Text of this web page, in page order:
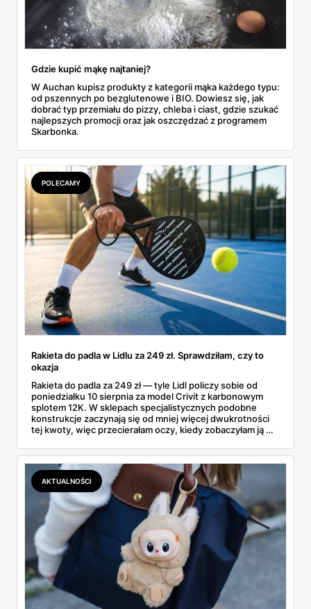
Gdzie kupić mąkę najtaniej?
W Auchan kupisz produkty z kategorii mąka każdego typu:
od pszennych po bezglutenowe i BIO. Dowiesz się, jak
dobrać typ przemiału do pizzy, chleba i ciast, gdzie szukać
najlepszych promocji oraz jak oszczędzać z programem
Skarbonka.
POLECAMY
Rakieta do padla w Lidlu za 249 zł. Sprawdziłam, czy to
okazja
Rakieta do padla za 249 zł — tyle Lidl policzy sobie od
poniedziałku 10 sierpnia za model Crivit z karbonowym
splotem 12K. W sklepach specjalistycznych podobne
konstrukcje zaczynają się od mniej więcej dwukrotności
tej kwoty, więc przecierałam oczy, kiedy zobaczyłam ją w
najszybciej rosnący sport w Polsce: kortów przybywa
lawinowo, a chętnych jeszcze szybciej. Sprawdziłam, co
dokładnie dostajemy za te pieniądze i komu taka rakieta
faktycznie wystarczy.
AKTUALNOŚCI